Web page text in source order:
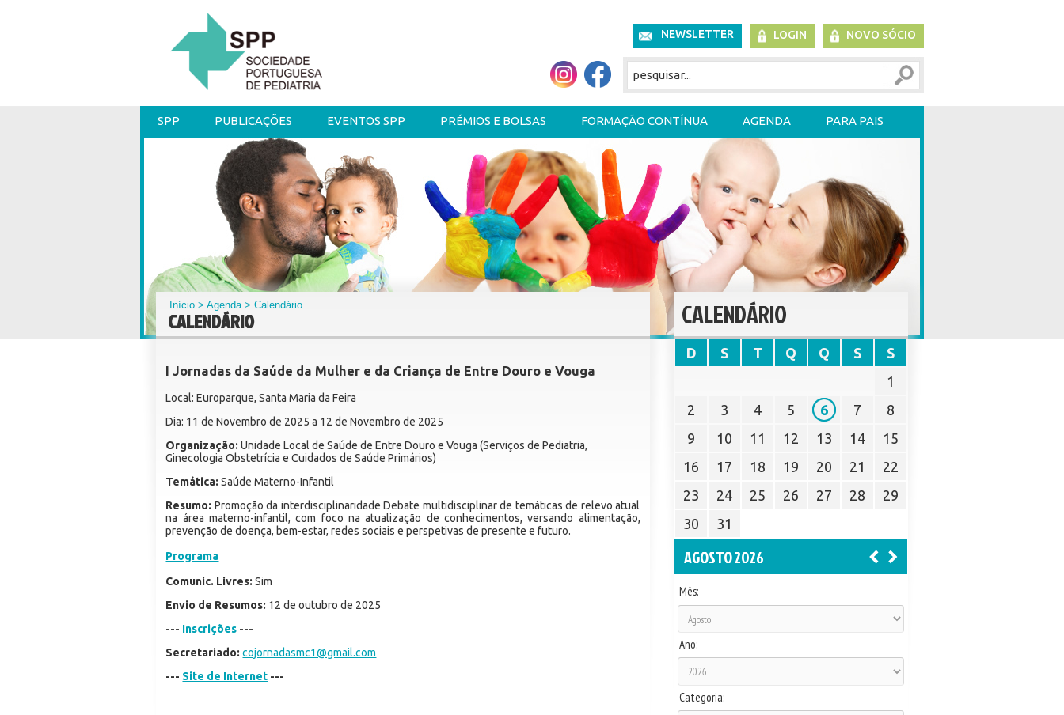
NEWSLETTER LOGIN NOVO SÓCIO
SPP PUBLICAÇÕES EVENTOS SPP PRÉMIOS E BOLSAS FORMAÇÃO CONTÍNUA AGENDA PARA PAIS
Início >Agenda> Calendário
CALENDÁRIO
I Jornadas da Saúde da Mulher e da Criança de Entre Douro e Vouga
Local: Europarque, Santa Maria da Feira
Dia: 11 de Novembro de 2025 a 12 de Novembro de 2025
Organização: Unidade Local de Saúde de Entre Douro e Vouga (Serviços de Pediatria,
Ginecologia Obstetrícia e Cuidados de Saúde Primários)
Temática: Saúde Materno-Infantil
Resumo: Promoção da interdisciplinaridade Debate multidisciplinar de temáticas de relevo atual
na área materno-infantil, com foco na atualização de conhecimentos, versando alimentação,
prevenção de doença, bem-estar, redes sociais e perspetivas de presente e futuro.
Programa
Comunic. Livres: Sim
Envio de Resumos: 12 de outubro de 2025
--- Inscrições ---
Secretariado: cojornadasmc1@gmail.com
--- Site de Internet ---
CALENDÁRIO
D S T Q Q S
S
1
2
3 4 5 6 7
8
9
10 11 12 13 14
15
16
17 18 19 20 21
22
23
24 25 26 27 28
29
30
31
AGOSTO 2026
Mês:
Ano:
Categoria: